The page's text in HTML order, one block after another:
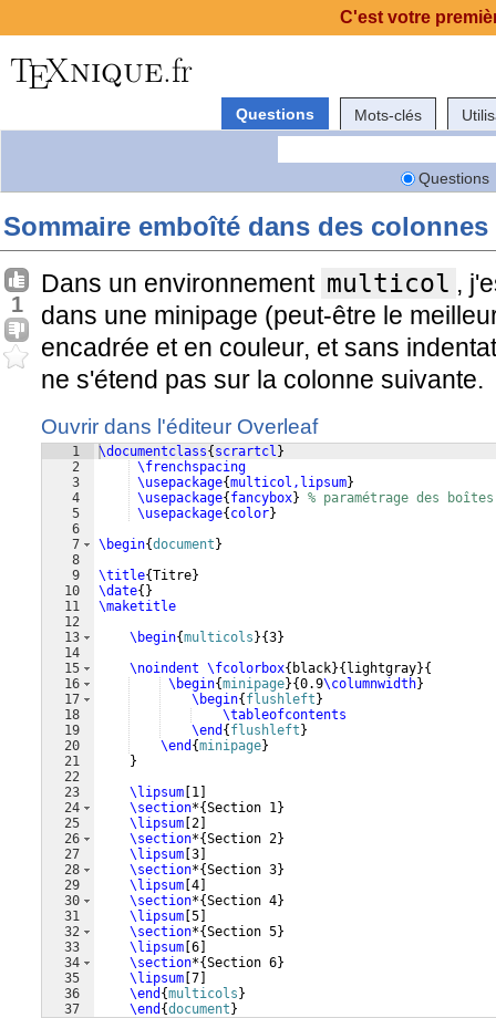
Questions Mots-clés
Questions
Sommaire emboîté dans des colonnes
1
Dans un environnement multicol ,
dans une minipage (peut-être le
encadrée et en couleur, et sans
ne s'étend pas sur la colonne suivante.
Ouvrir dans l'éditeur Overleaf
1
2
3
4
5
6
7
8
9
10
11
12
13
14
15
16
17
18
19
20
21
22
23
24
25
26
27
28
29
30
31
32
33
34
35
36
37
\documentclass{ scrartcl }
\frenchspacing
\usepackage{multicol,lipsum}
\usepackage{ fancybox} % paramétrage des boîtes
\usepackage{ color}
\begin{document }
\title{Titre}
\date{ }
\maketitle
\begin{multicols }{3}
\noindent \fcolorbox{ black}{ lightgray}{
\begin{minipage}{0.9\columnwidth}
\begin{ flushleft }
\tableofcontents
\end { flushleft }
\end {minipage}
}
\lipsum 1
\section*{Section 1}
\lipsum 2
\section*{Section 2}
\lipsum 3
\section*{Section 3}
\lipsum 4
\section*{Section 4}
\lipsum 5
\section*{Section 5}
\lipsum 6
\section*{Section 6}
\lipsum 7
\end {multicols }
\end {document }
C'est votre